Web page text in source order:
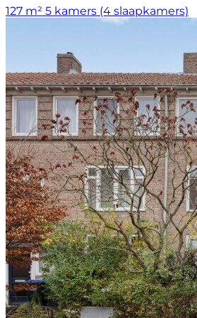
127 m² 5 kamers (4 slaapkamers)